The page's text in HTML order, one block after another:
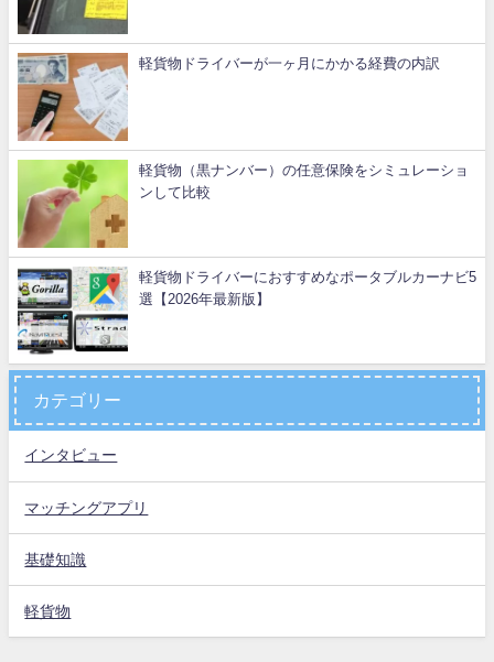
軽貨物ドライバーが一ヶ月にかかる経費の内訳
軽貨物（黒ナンバー）の任意保険をシミュレーショ
ンして比較
軽貨物ドライバーにおすすめなポータブルカーナビ5
選【2026年最新版】
カテゴリー
インタビュー
マッチングアプリ
基礎知識
軽貨物